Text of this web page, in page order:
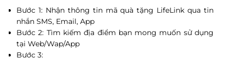
Bước 1: Nhận thông tin mã quà tặng LifeLink qua tin
nhắn SMS, Email, App
Bước 2: Tìm kiếm địa điểm bạn mong muốn sử dụng
tại Web/Wap/App
Bước 3: